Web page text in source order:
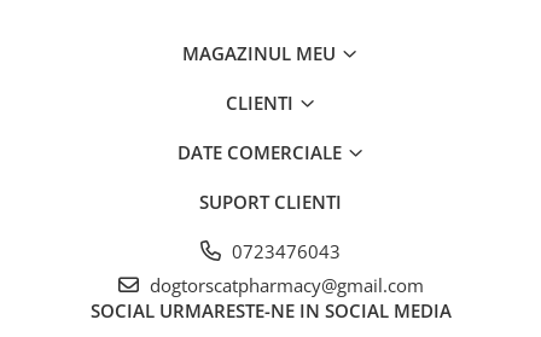
MAGAZINUL MEU
CLIENTI
DATE COMERCIALE
SUPORT CLIENTI
0723476043
dogtorscatpharmacy@gmail.com
SOCIAL URMARESTE-NE IN SOCIAL MEDIA